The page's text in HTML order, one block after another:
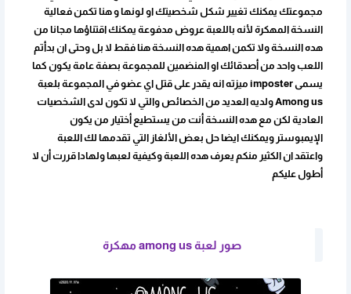
مجموعتك يمكنك تغيير شكل شخصيتك او لونها و هنا تكمن فعالية
النسخة المهكرة لأنه باللعبة عروض مدفوعة يمكنك اقتناؤها مجانا من
هده النسخة ولا تكمن اهمية هده النسخة هنا فقط لا بل وحتى ان بدأتم
اللعب واحد من أصدقائك او المنضمين للمجموعة بصفة عامة يكون كما
يسمى imposter ميزته انه يقدر على قتل اي عضو في المجموعة بلعبة
Among us ولديه العديد من الخصائص والتي لا تكون لدى الشخصيات
العادية لكن مع هده النسخة أنت من يستطيع أختيار من يكون
الإيمبوستر ويمكنك ايضا حل بعض الألغاز التي تقدمها لك اللعبة
واعتقد ان الكثير منكم يعرف هده اللعبة وكيفية لعبها ولهادا قررت أن لا
أطول عليكم
صور لعبة among us مهكرة